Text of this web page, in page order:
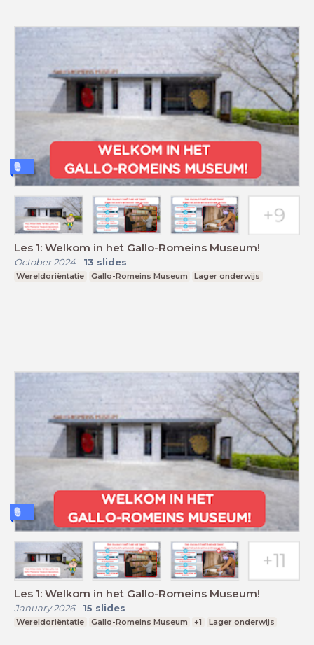
Les 1: Welkom in het Gallo-Romeins Museum!
October 2024- 13 slides
Wereldoriëntatie Gallo-Romeins Museum Lager onderwijs
Les 1: Welkom in het Gallo-Romeins Museum!
January 2026- 15 slides
Wereldoriëntatie Gallo-Romeins Museum +1 Lager onderwijs